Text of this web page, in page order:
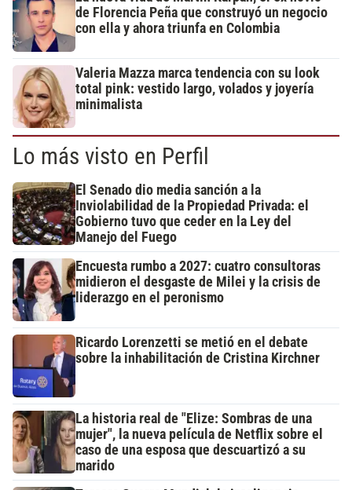
de Florencia Peña que construyó un negocio
con ella y ahora triunfa en Colombia
Valeria Mazza marca tendencia con su look
total pink: vestido largo, volados y joyería
minimalista
Lo más visto en Perfil
El Senado dio media sanción a la
Inviolabilidad de la Propiedad Privada: el
Gobierno tuvo que ceder en la Ley del
Manejo del Fuego
Encuesta rumbo a 2027: cuatro consultoras
midieron el desgaste de Milei y la crisis de
liderazgo en el peronismo
Ricardo Lorenzetti se metió en el debate
sobre la inhabilitación de Cristina Kirchner
La historia real de "Elize: Sombras de una
mujer", la nueva película de Netflix sobre el
caso de una esposa que descuartizó a su
marido